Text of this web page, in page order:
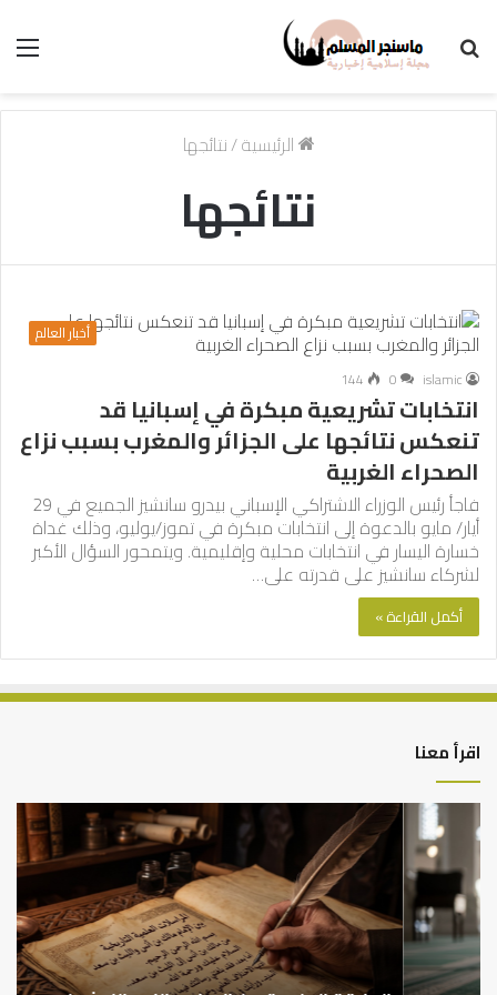
الرئيسية/نتائجها
نتائجها
أخبار العالم
islamic
0
144
انتخابات تشريعية مبكرة في إسبانيا قد
تنعكس نتائجها على الجزائر والمغرب بسبب نزاع
الصحراء الغربية
فاجأ رئيس الوزراء الاشتراكي الإسباني بيدرو سانشيز الجميع في 29
أيار/ مايو بالدعوة إلى انتخابات مبكرة في تموز/يوليو، وذلك غداة
خسارة اليسار في انتخابات محلية وإقليمية. ويتمحور السؤال الأكبر
لشركاء سانشيز على قدرته على…
أكمل القراءة »
اقرأ معنا
العلاقة
العلمية
بين
الإمام
مالك
والليث
بن
سعد:
..